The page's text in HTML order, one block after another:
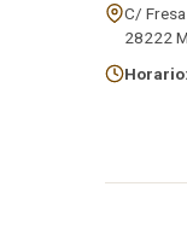
C/
28222
Horario: